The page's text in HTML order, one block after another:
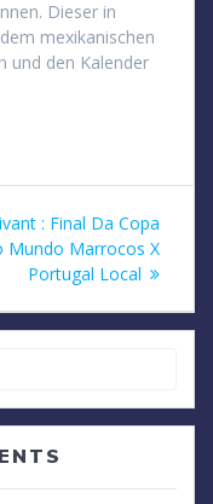
Dieser in
mexikanischen
und den Kalender
: Article
suivant
:
Final Da Copa
Mundo Marrocos X
Portugal Local